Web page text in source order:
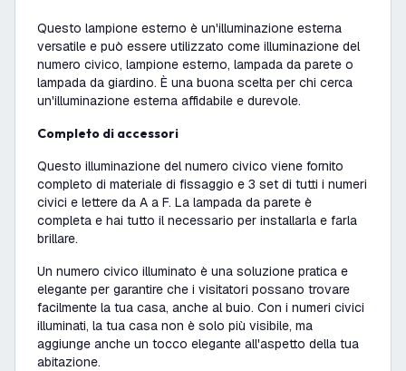
Questo lampione esterno è un'illuminazione esterna
versatile e può essere utilizzato come illuminazione del
numero civico, lampione esterno, lampada da parete o
lampada da giardino. È una buona scelta per chi cerca
un'illuminazione esterna affidabile e durevole.
Completo di accessori
Questo illuminazione del numero civico viene fornito
completo di materiale di fissaggio e 3 set di tutti i numeri
civici e lettere da A a F. La lampada da parete è
completa e hai tutto il necessario per installarla e farla
brillare.
Un numero civico illuminato è una soluzione pratica e
elegante per garantire che i visitatori possano trovare
facilmente la tua casa, anche al buio. Con i numeri civici
illuminati, la tua casa non è solo più visibile, ma
aggiunge anche un tocco elegante all'aspetto della tua
abitazione.